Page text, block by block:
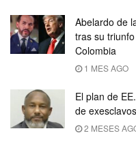
Abelardo de
tras su
Colombia
1 MES AGO
El plan de
de
2 MESES